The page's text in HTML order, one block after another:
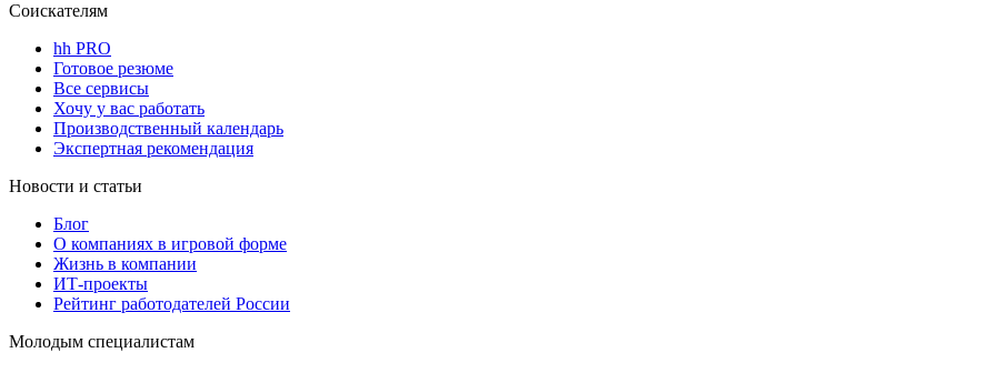
Соискателям
hh PRO
Готовое резюме
Все сервисы
Хочу у вас работать
Производственный календарь
Экспертная рекомендация
Новости и статьи
Блог
О компаниях в игровой форме
Жизнь в компании
ИТ-проекты
Рейтинг работодателей России
Молодым специалистам